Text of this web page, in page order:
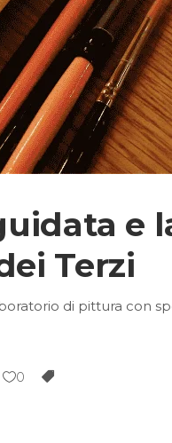
e
Terzi
di pittura con
0